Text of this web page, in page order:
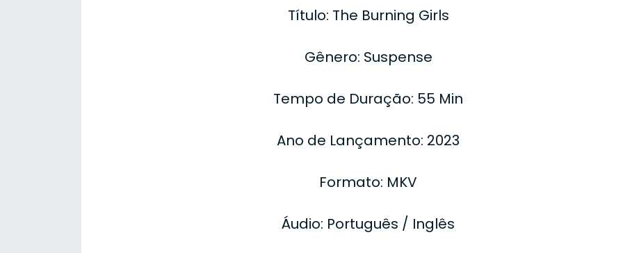
Título: The Burning Girls
Gênero: Suspense
Tempo de Duração: 55 Min
Ano de Lançamento: 2023
Formato: MKV
Áudio: Português / Inglês